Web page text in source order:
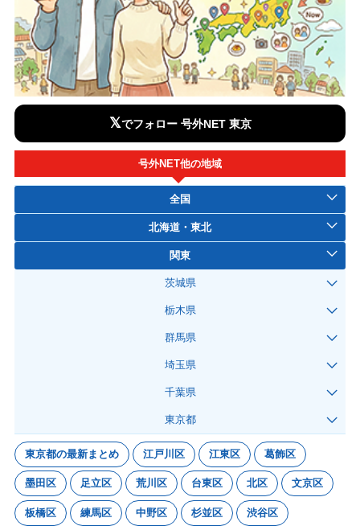
𝕏でフォロー 号外NET 東京
号外NET他の地域
全国
北海道・東北
関東
茨城県
栃木県
群馬県
埼玉県
千葉県
東京都
東京都の最新まとめ 江戸川区 江東区 葛飾区
墨田区 足立区 荒川区 台東区 北区 文京区
板橋区 練馬区 中野区 杉並区 渋谷区